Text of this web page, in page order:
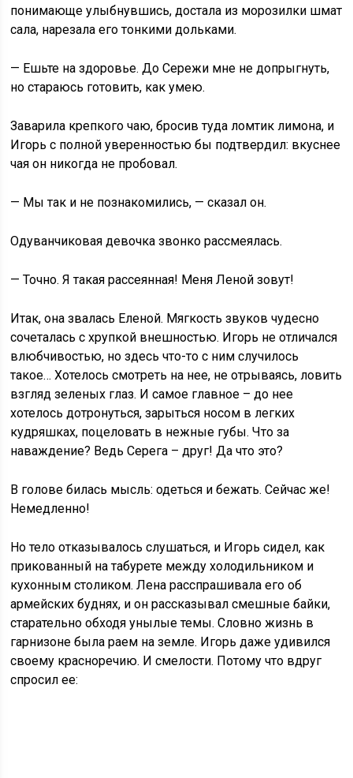
понимающе улыбнувшись, достала из морозилки шмат
сала, нарезала его тонкими дольками.
— Ешьте на здоровье. До Сережи мне не допрыгнуть,
но стараюсь готовить, как умею.
Заварила крепкого чаю, бросив туда ломтик лимона, и
Игорь с полной уверенностью бы подтвердил: вкуснее
чая он никогда не пробовал.
— Мы так и не познакомились, — сказал он.
Одуванчиковая девочка звонко рассмеялась.
— Точно. Я такая рассеянная! Меня Леной зовут!
Итак, она звалась Еленой. Мягкость звуков чудесно
сочеталась с хрупкой внешностью. Игорь не отличался
влюбчивостью, но здесь что-то с ним случилось
такое… Хотелось смотреть на нее, не отрываясь, ловить
взгляд зеленых глаз. И самое главное – до нее
хотелось дотронуться, зарыться носом в легких
кудряшках, поцеловать в нежные губы. Что за
наваждение? Ведь Серега – друг! Да что это?
В голове билась мысль: одеться и бежать. Сейчас же!
Немедленно!
Но тело отказывалось слушаться, и Игорь сидел, как
прикованный на табурете между холодильником и
кухонным столиком. Лена расспрашивала его об
армейских буднях, и он рассказывал смешные байки,
старательно обходя унылые темы. Словно жизнь в
гарнизоне была раем на земле. Игорь даже удивился
своему красноречию. И смелости. Потому что вдруг
спросил ее: